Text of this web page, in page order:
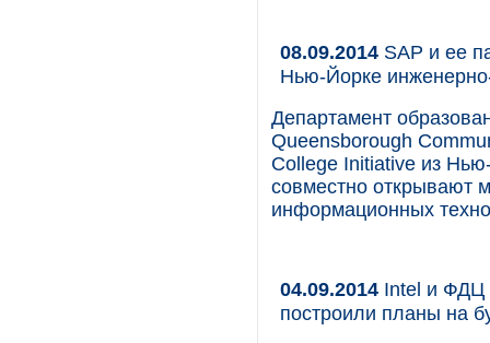
08.09.2014 SAP и ее
Нью-Йорке
Департамент
Queensborough
College Initiative из
совместно открывают
информационных
04.09.2014 Intel и ФДЦ
построили планы на